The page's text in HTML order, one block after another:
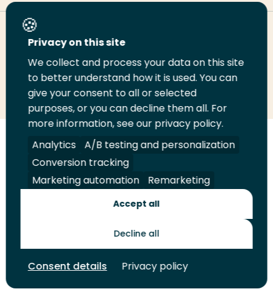
Deel deze pagina
Deel
LinkedIn
Deel
op
Twitter
Deel
op
Facebook
Email
deze
pagina
Print
deze
pagina
Volg
ons
op
LinkedIn
Volg
ons
op
Facebook
Volg
ons
op
YouTube
Volg
ons
op
Instagram
Juridisch Security A-Z Index
Contact
Toekomstmakers
Privacy on this site
We collect and process your data on this site
to better understand how it is used. You can
give your consent to all or selected
purposes, or you can decline them all. For
more information, see our privacy policy.
Analytics
A/B testing and personalization
Conversion tracking
Marketing automation
Remarketing
Accept all
Decline all
Consent details Privacy policy